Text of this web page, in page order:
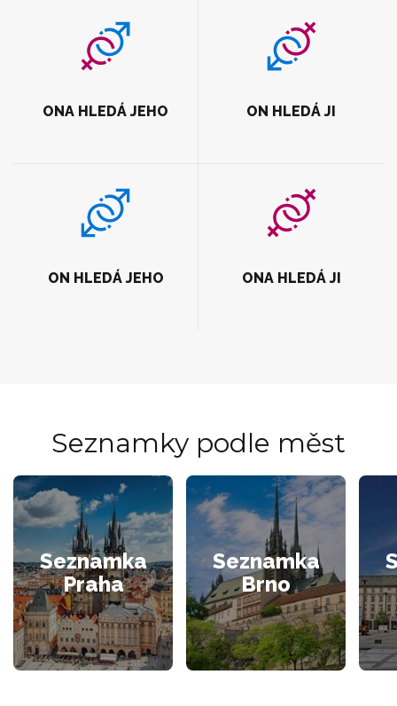
ONA HLEDÁ JEHO ON HLEDÁ JI
ON HLEDÁ JEHO ONA HLEDÁ JI
Seznamky podle měst
Seznamka
Praha
Seznamka
Brno